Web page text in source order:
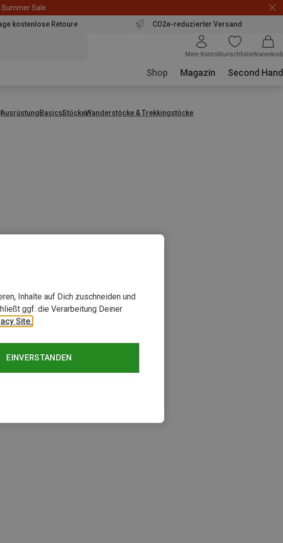
Summer Sale
kostenlose Retoure CO2e-reduzierter Versand
Mein KontoWunschlisteWarenkorb
Shop Magazin Second Hand
AusrüstungBasicsStöckeWanderstöcke & Trekkingstöcke
Inhalte auf Dich zuschneiden und
ggf. die Verarbeitung Deiner
Site.
EINVERSTANDEN